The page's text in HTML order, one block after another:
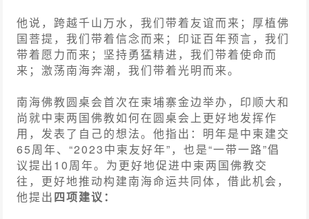
他说，跨越千山万水，我们带着友谊而来；厚植佛
国菩提，我们带着信念而来；印证百年预言，我们
带着愿力而来；坚持勇猛精进，我们带着使命而
来；激荡南海奔潮，我们带着光明而来。
南海佛教圆桌会首次在柬埔寨金边举办，印顺大和
尚就中柬两国佛教如何在圆桌会上更好地发挥作
用，发表了自己的想法。他指出：明年是中柬建交
65周年、“2023中柬友好年”，也是“一带一路”倡
议提出10周年。为更好地促进中柬两国佛教交
往，更好地推动构建南海命运共同体，借此机会，
他提出四项建议：